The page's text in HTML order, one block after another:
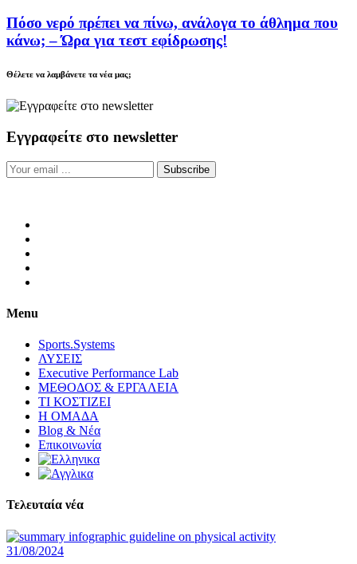
Πόσο νερό πρέπει να πίνω, ανάλογα το άθλημα που
κάνω; – Ώρα για τεστ εφίδρωσης!
Θέλετε να λαμβάνετε τα νέα μας;
Εγγραφείτε στο newsletter
Subscribe
Menu
Sports.Systems
ΛΥΣΕΙΣ
Executive Performance Lab
ΜΕΘΟΔΟΣ & ΕΡΓΑΛΕΙΑ
ΤΙ ΚΟΣΤΙΖΕΙ
Η ΟΜΑΔΑ
Blog & Νέα
Επικοινωνία
Τελευταία νέα
31/08/2024